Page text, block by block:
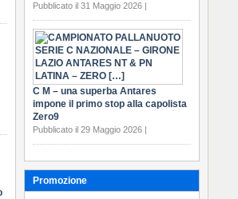
Pubblicato il 31 Maggio 2026 |
C M – una superba Antares
impone il primo stop alla capolista
Zero9
Pubblicato il 29 Maggio 2026 |
Promozione